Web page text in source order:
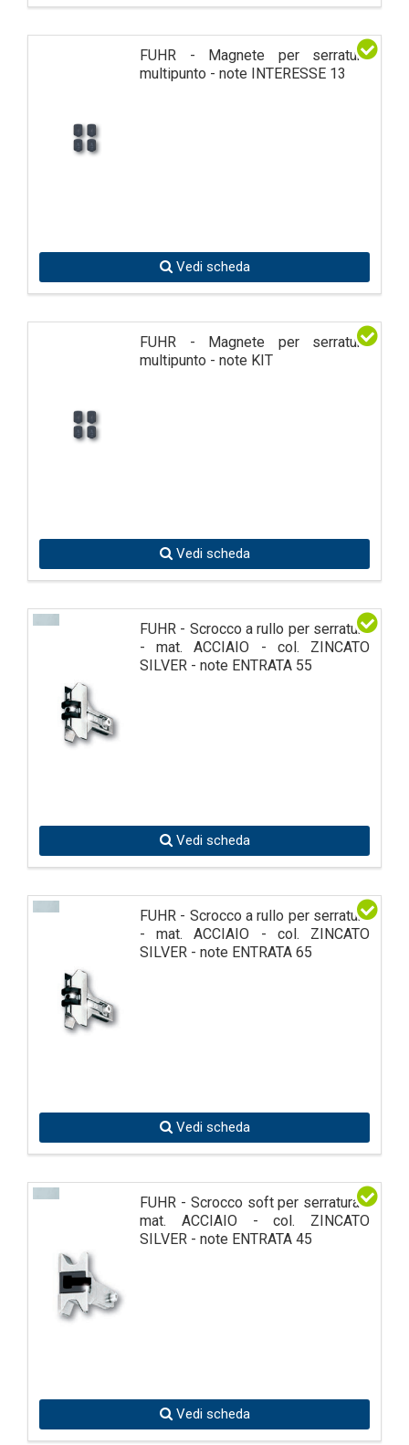
FUHR - Magnete per serrature
multipunto - note INTERESSE 13
Vedi scheda
FUHR - Magnete per serrature
multipunto - note KIT
Vedi scheda
FUHR - Scrocco a rullo per serratura
- mat. ACCIAIO - col. ZINCATO
SILVER - note ENTRATA 55
Vedi scheda
FUHR - Scrocco a rullo per serratura
- mat. ACCIAIO - col. ZINCATO
SILVER - note ENTRATA 65
Vedi scheda
FUHR - Scrocco soft per serratura -
mat. ACCIAIO - col. ZINCATO
SILVER - note ENTRATA 45
Vedi scheda